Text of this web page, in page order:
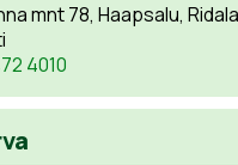
mnt 78, Haapsalu,
4010